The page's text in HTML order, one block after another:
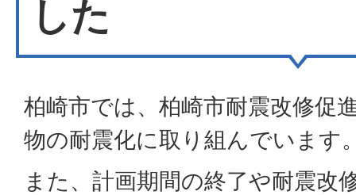
した
柏崎市では、柏崎市耐震改修促
物の耐震化に取り組んでいます
また、計画期間の終了や耐震改